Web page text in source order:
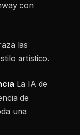
con
las
artístico.
La IA de
de
una